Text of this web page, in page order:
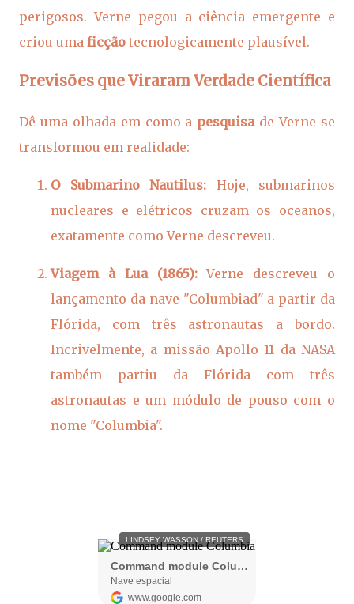
perigosos. Verne pegou a ciência emergente e
criou uma ficção tecnologicamente plausível.
Previsões que Viraram Verdade Científica
Dê uma olhada em como a pesquisade Verne se
transformou em realidade:
O Submarino Nautilus: Hoje, submarinos
nucleares e elétricos cruzam os oceanos,
exatamente como Verne descreveu.
Viagem à Lua (1865):Verne descreveu o
lançamento da nave "Columbiad" a partir da
Flórida, com três astronautas a bordo.
Incrivelmente, a missão Apollo 11 da NASA
também partiu da Flórida com três
astronautas e um módulo de pouso com o
nome "Columbia".